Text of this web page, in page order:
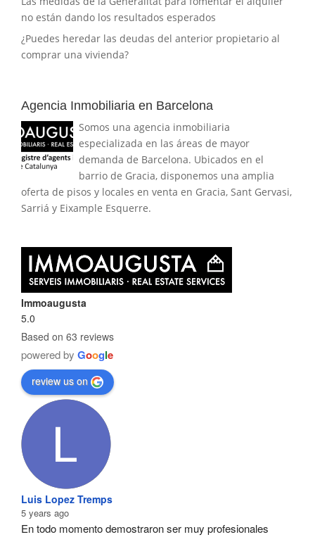
no están dando los resultados esperados
¿Puedes heredar las deudas del anterior propietario al
comprar una vivienda?
Agencia Inmobiliaria en Barcelona
Somos una agencia inmobiliaria
especializada en las áreas de mayor
demanda de Barcelona. Ubicados en el
barrio de Gracia, disponemos una amplia
oferta de pisos y locales en venta en Gracia, Sant Gervasi,
Sarriá y Eixample Esquerre.
Immoaugusta
5.0
Based on 63 reviews
powered by Google
review us on
Luis Lopez Tremps
5 years ago
En todo momento demostraron ser muy profesionales